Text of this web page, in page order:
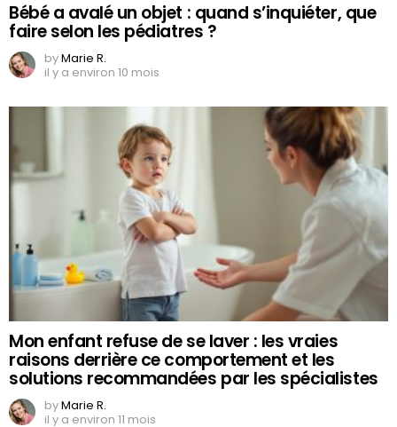
Bébé a avalé un objet : quand s’inquiéter, que
faire selon les pédiatres ?
byMarie R.
il y a environ 10 mois
Mon enfant refuse de se laver : les vraies
raisons derrière ce comportement et les
solutions recommandées par les spécialistes
byMarie R.
il y a environ 11 mois